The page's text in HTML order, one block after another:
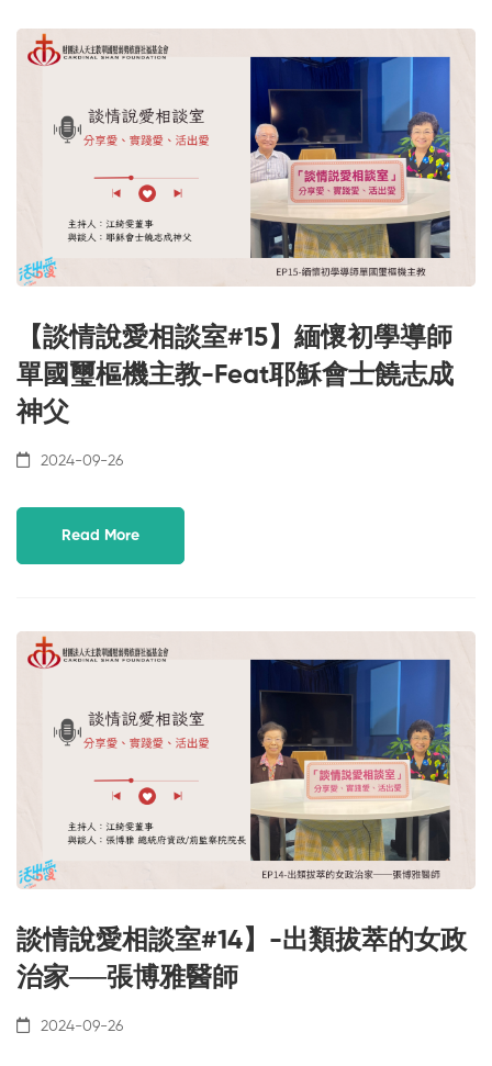
【談情說愛相談室#15】緬懷初學導師
單國璽樞機主教-Feat耶穌會士饒志成
神父
2024-09-26
Read More
談情說愛相談室#14】-出類拔萃的女政
治家──張博雅醫師
2024-09-26